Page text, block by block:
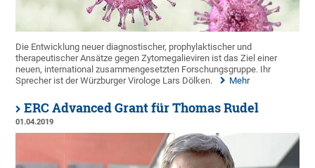
Die Entwicklung neuer diagnostischer, prophylaktischer und
therapeutischer Ansätze gegen Zytomegalieviren ist das Ziel einer
neuen, international zusammengesetzten Forschungsgruppe. Ihr
Sprecher ist der Würzburger Virologe Lars Dölken.
Mehr
ERC Advanced Grant für Thomas Rudel
01.04.2019